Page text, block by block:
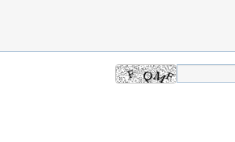
۵
گوگوش خبرساز